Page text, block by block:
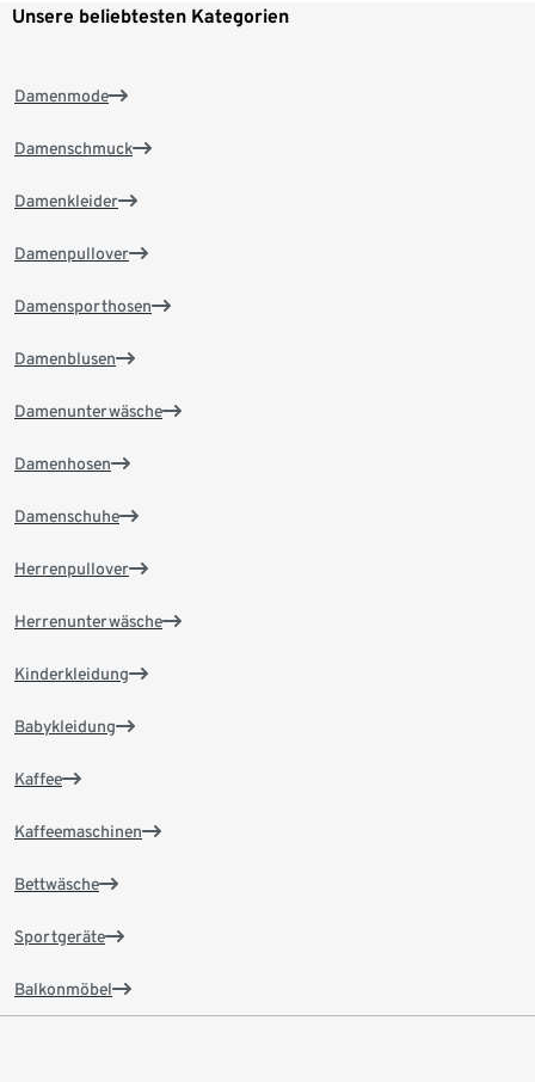
Unsere beliebtesten Kategorien
Damenmode
Damenschmuck
Damenkleider
Damenpullover
Damensporthosen
Damenblusen
Damenunterwäsche
Damenhosen
Damenschuhe
Herrenpullover
Herrenunterwäsche
Kinderkleidung
Babykleidung
Kaffee
Kaffeemaschinen
Bettwäsche
Sportgeräte
Balkonmöbel